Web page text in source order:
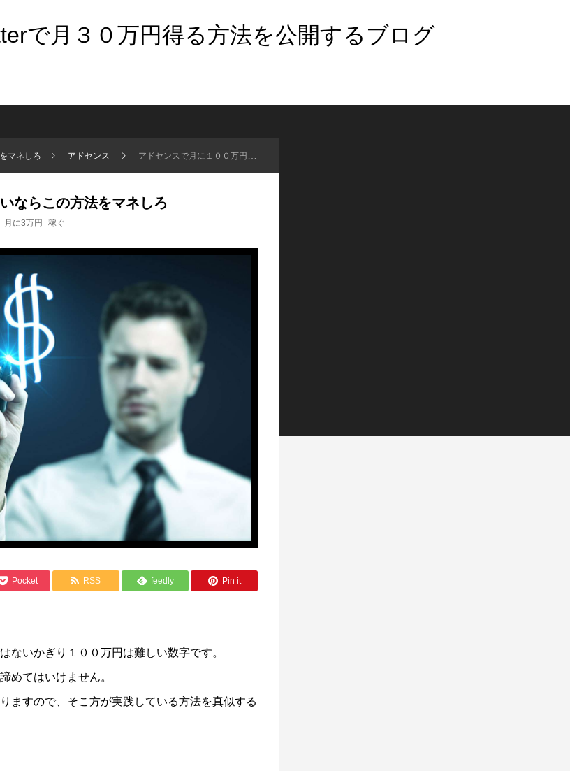
で月３０万円得る方法を公開するブログ
マネしろ アドセンス アドセンスで月に１００万円稼ぎたいならこの方法をマネしろ
ならこの方法をマネしろ
月に3万円 稼ぐ
Pocket RSS feedly Pin it
ないかぎり１００万円は難しい数字です。
めてはいけません。
ますので、そこ方が実践している方法を真似する